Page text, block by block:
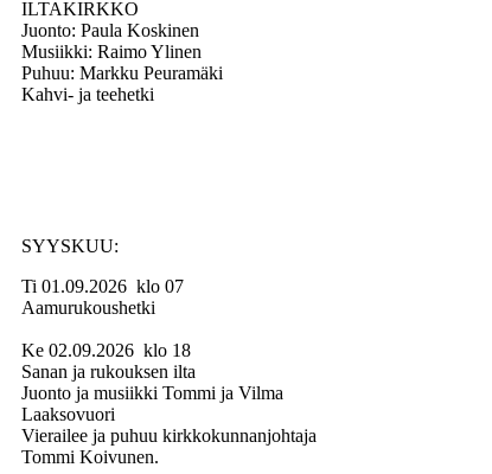
ILTAKIRKKO
Juonto: Paula Koskinen
Musiikki: Raimo Ylinen
Puhuu: Markku Peuramäki
Kahvi- ja teehetki
SYYSKUU:
Ti 01.09.2026 klo 07
Aamurukoushetki
Ke 02.09.2026 klo 18
Sanan ja rukouksen ilta
Juonto ja musiikki Tommi ja Vilma
Laaksovuori
Vierailee ja puhuu kirkkokunnanjohtaja
Tommi Koivunen.